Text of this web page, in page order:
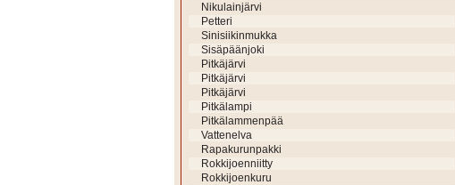
Nikulainjärvi
Petteri
Sinisiikinmukka
Sisäpäänjoki
Pitkäjärvi
Pitkäjärvi
Pitkäjärvi
Pitkälampi
Pitkälammenpää
Vattenelva
Rapakurunpakki
Rokkijoenniitty
Rokkijoenkuru